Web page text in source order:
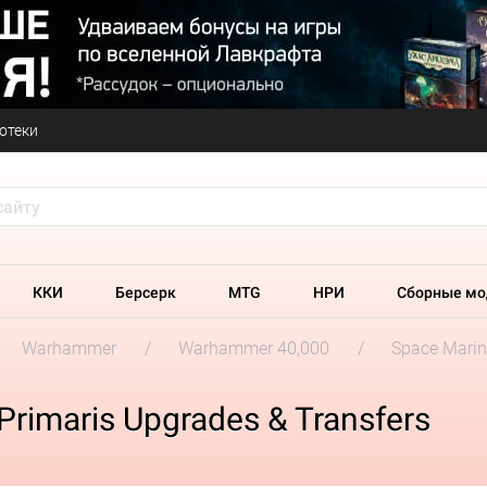
ККИ Берсерк MTG НРИ Сборные
Warhammer Warhammer 40,000 Space
Upgrades & Transfers